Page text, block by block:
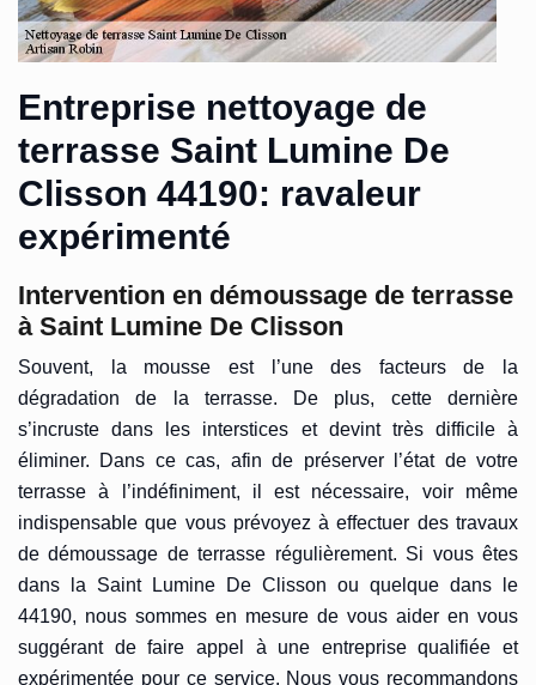
Entreprise nettoyage de
terrasse Saint Lumine De
Clisson 44190: ravaleur
expérimenté
Intervention en démoussage de terrasse
à Saint Lumine De Clisson
Souvent, la mousse est l’une des facteurs de la
dégradation de la terrasse. De plus, cette dernière
s’incruste dans les interstices et devint très difficile à
éliminer. Dans ce cas, afin de préserver l’état de votre
terrasse à l’indéfiniment, il est nécessaire, voir même
indispensable que vous prévoyez à effectuer des travaux
de démoussage de terrasse régulièrement. Si vous êtes
dans la Saint Lumine De Clisson ou quelque dans le
44190, nous sommes en mesure de vous aider en vous
suggérant de faire appel à une entreprise qualifiée et
expérimentée pour ce service. Nous vous recommandons